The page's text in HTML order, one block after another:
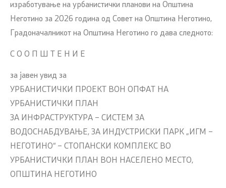
изработување на урбанистички планови на Општина
Неготино за 2026 година од Совет на Општина Неготино,
Градоначалникот на Општина Неготино го дава следното:
С О О П Ш Т Е Н И Е
за јавен увид за
УРБАНИСТИЧКИ ПРОЕКТ ВОН ОПФАТ НА
УРБАНИСТИЧКИ ПЛАН
ЗА ИНФРАСТРУКТУРА – СИСТЕМ ЗА
ВОДОСНАБДУВАЊЕ, ЗА ИНДУСТРИСКИ ПАРК „ИГМ –
НЕГОТИНО“ – СТОПАНСКИ КОМПЛЕКС ВО
УРБАНИСТИЧКИ ПЛАН ВОН НАСЕЛЕНО МЕСТО,
ОПШТИНА НЕГОТИНО